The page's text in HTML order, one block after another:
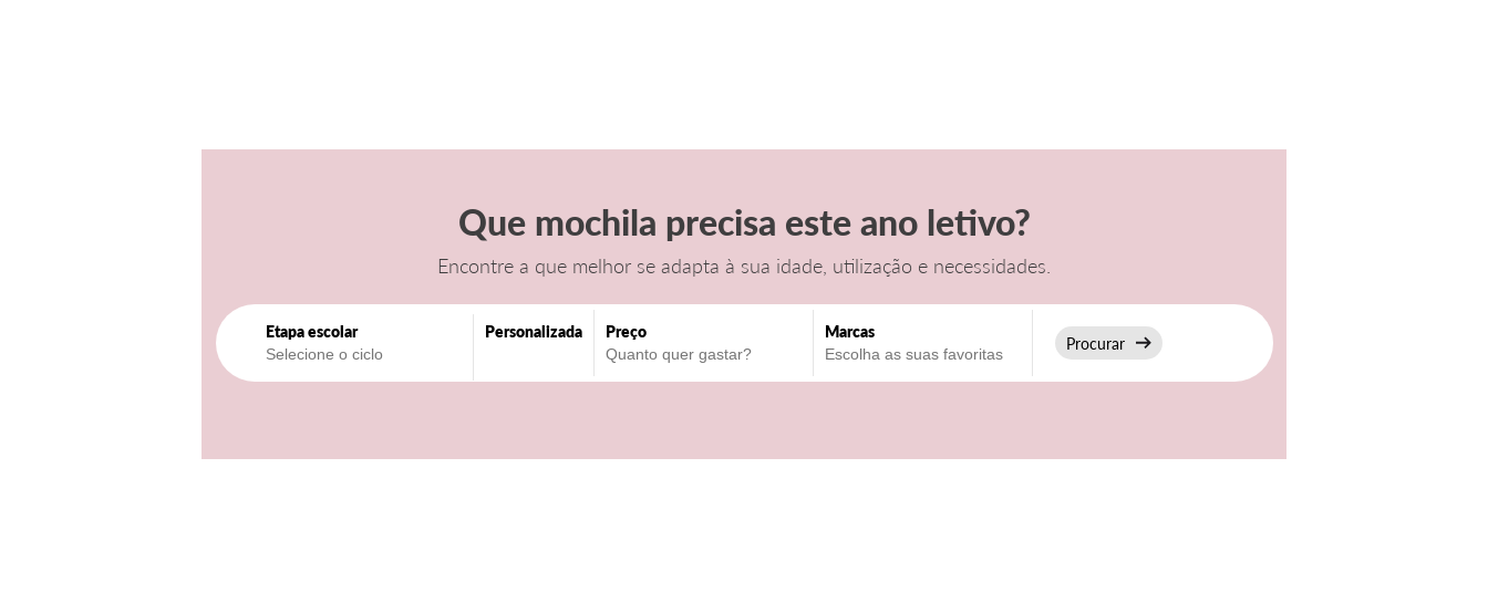
Que mochila precisa este ano letivo?
Encontre a que melhor se adapta à sua idade, utilização e necessidades.
Etapa escolar Personalizada Preço Marcas
Procurar